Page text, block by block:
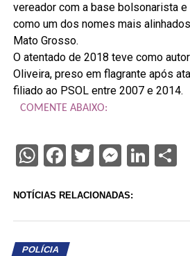
vereador com a base bolsonarista
como um dos nomes mais
Mato Grosso.
O atentado de 2018 teve como
Oliveira, preso em flagrante após
filiado ao PSOL entre 2007 e 2014.
COMENTE ABAIXO:
WhatsApp
Facebook
Twitter
NOTÍCIAS RELACIONADAS:
POLÍCIA